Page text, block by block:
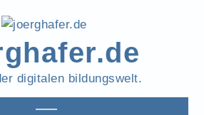
digitalen bildungswelt.